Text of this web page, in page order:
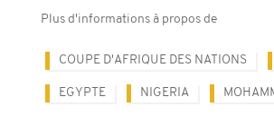
Plus d'informations à propos de
COUPE D'AFRIQUE DES NATIONS
EGYPTE NIGERIA